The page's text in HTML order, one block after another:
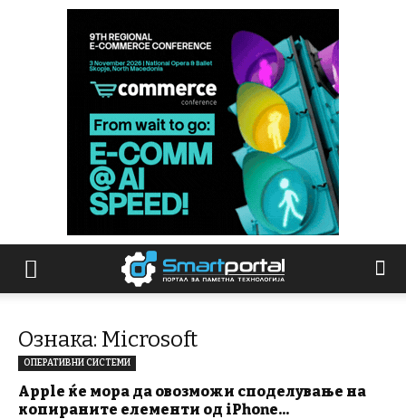
Ознака: Microsoft
ОПЕРАТИВНИ СИСТЕМИ
Apple ќе мора да овозможи споделување на
копираните елементи од iPhone...